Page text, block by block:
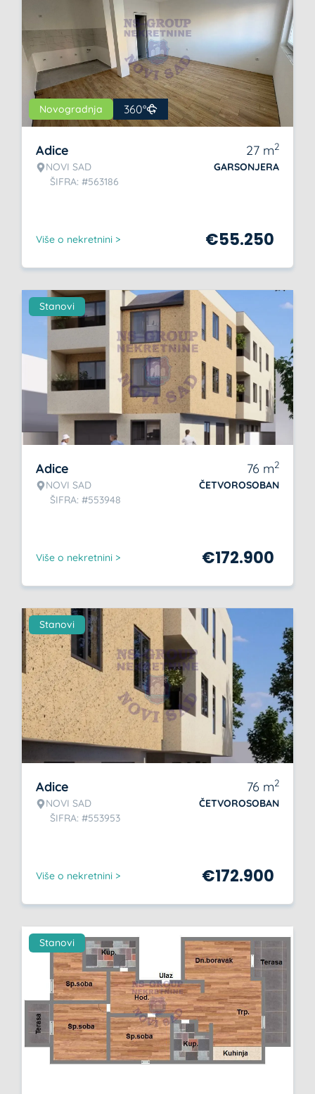
Novogradnja 360°
Adice
NOVI SAD
ŠIFRA: #563186
27 m2
GARSONJERA
Više o nekretnini > €55.250
Stanovi
Adice
NOVI SAD
ŠIFRA: #553948
76 m2
ČETVOROSOBAN
Više o nekretnini > €172.900
Stanovi
Adice
NOVI SAD
ŠIFRA: #553953
76 m2
ČETVOROSOBAN
Više o nekretnini > €172.900
Stanovi